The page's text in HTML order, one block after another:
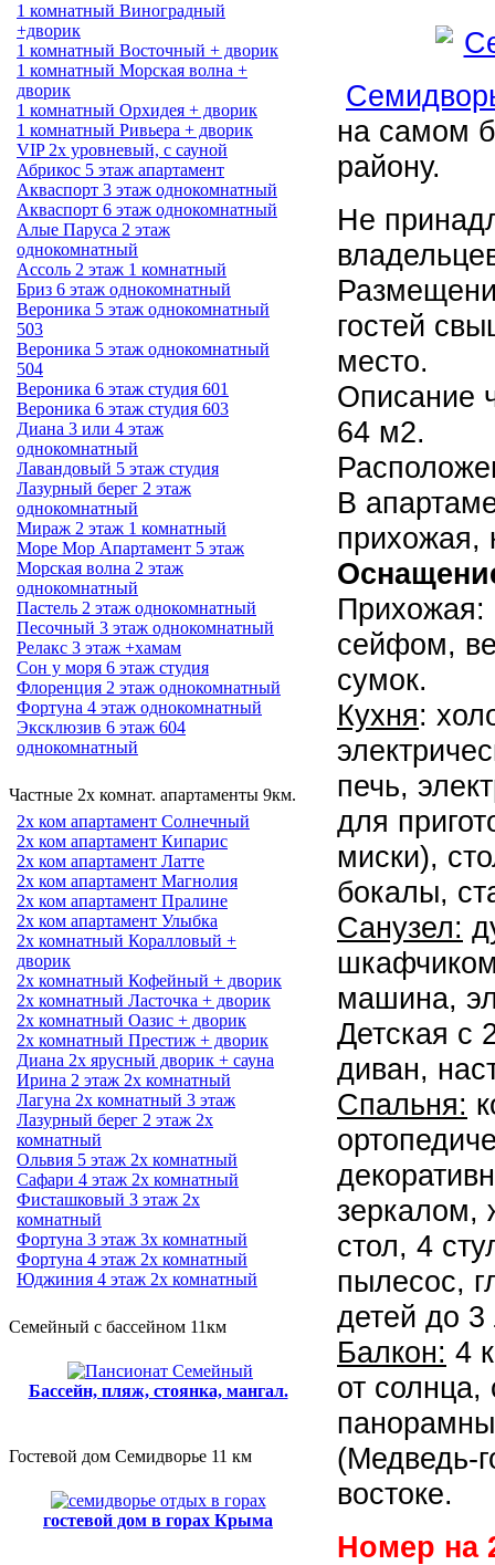
1 комнатный Виноградный
+дворик
1 комнатный Восточный + дворик
1 комнатный Морская волна +
дворик
1 комнатный Орхидея + дворик
1 комнатный Ривьера + дворик
VIP 2х уровневый, с сауной
Абрикос 5 этаж апартамент
Акваспорт 3 этаж однокомнатный
Акваспорт 6 этаж однокомнатный
Алые Паруса 2 этаж
однокомнатный
Ассоль 2 этаж 1 комнатный
Бриз 6 этаж однокомнатный
Вероника 5 этаж однокомнатный
503
Вероника 5 этаж однокомнатный
504
Вероника 6 этаж студия 601
Вероника 6 этаж студия 603
Диана 3 или 4 этаж
однокомнатный
Лавандовый 5 этаж студия
Лазурный берег 2 этаж
однокомнатный
Мираж 2 этаж 1 комнатный
Море Мор Апартамент 5 этаж
Морская волна 2 этаж
однокомнатный
Пастель 2 этаж однокомнатный
Песочный 3 этаж однокомнатный
Релакс 3 этаж +хамам
Сон у моря 6 этаж студия
Флоренция 2 этаж однокомнатный
Фортуна 4 этаж однокомнатный
Эксклюзив 6 этаж 604
однокомнатный
Частные 2х комнат. апартаменты 9км.
2х ком апартамент Солнечный
2х ком апартамент Кипарис
2х ком апартамент Латте
2х ком апартамент Магнолия
2х ком апартамент Пралине
2х ком апартамент Улыбка
2х комнатный Коралловый +
дворик
2х комнатный Кофейный + дворик
2х комнатный Ласточка + дворик
2х комнатный Оазис + дворик
2х комнатный Престиж + дворик
Диана 2х ярусный дворик + сауна
Ирина 2 этаж 2х комнатный
Лагуна 2х комнатный 3 этаж
Лазурный берег 2 этаж 2х
комнатный
Ольвия 5 этаж 2х комнатный
Сафари 4 этаж 2х комнатный
Фисташковый 3 этаж 2х
комнатный
Фортуна 3 этаж 3х комнатный
Фортуна 4 этаж 2х комнатный
Юджиния 4 этаж 2х комнатный
Семейный с бассейном 11км
Бассейн, пляж, стоянка, мангал.
Гостевой дом Семидворье 11 км
гостевой дом в горах Крыма
на самом
району.
Не
гостей
место.
Описание
64 м2.
В
прихожая,
Прихожая:
сейфом,
сумок.
Кухня:
печь,
для
миски),
бокалы,
Санузел:
шкафчиком
машина,
Детская с
диван,
Спальня:
зеркалом,
стол, 4
пылесос,
детей до 3
Балкон: 4
от
(Медведь-
востоке.
Номер на